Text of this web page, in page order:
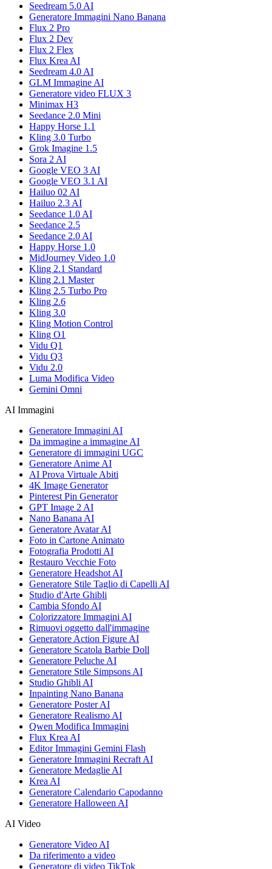
Seedream 5.0 AI
Generatore Immagini Nano Banana
Flux 2 Pro
Flux 2 Dev
Flux 2 Flex
Flux Krea AI
Seedream 4.0 AI
GLM Immagine AI
Generatore video FLUX 3
Minimax H3
Seedance 2.0 Mini
Happy Horse 1.1
Kling 3.0 Turbo
Grok Imagine 1.5
Sora 2 AI
Google VEO 3 AI
Google VEO 3.1 AI
Hailuo 02 AI
Hailuo 2.3 AI
Seedance 1.0 AI
Seedance 2.5
Seedance 2.0 AI
Happy Horse 1.0
MidJourney Video 1.0
Kling 2.1 Standard
Kling 2.1 Master
Kling 2.5 Turbo Pro
Kling 2.6
Kling 3.0
Kling Motion Control
Kling O1
Vidu Q1
Vidu Q3
Vidu 2.0
Luma Modifica Video
Gemini Omni
AI Immagini
Generatore Immagini AI
Da immagine a immagine AI
Generatore di immagini UGC
Generatore Anime AI
AI Prova Virtuale Abiti
4K Image Generator
Pinterest Pin Generator
GPT Image 2 AI
Nano Banana AI
Generatore Avatar AI
Foto in Cartone Animato
Fotografia Prodotti AI
Restauro Vecchie Foto
Generatore Headshot AI
Generatore Stile Taglio di Capelli AI
Studio d'Arte Ghibli
Cambia Sfondo AI
Colorizzatore Immagini AI
Rimuovi oggetto dall'immagine
Generatore Action Figure AI
Generatore Scatola Barbie Doll
Generatore Peluche AI
Generatore Stile Simpsons AI
Studio Ghibli AI
Inpainting Nano Banana
Generatore Poster AI
Generatore Realismo AI
Qwen Modifica Immagini
Flux Krea AI
Editor Immagini Gemini Flash
Generatore Immagini Recraft AI
Generatore Medaglie AI
Krea AI
Generatore Calendario Capodanno
Generatore Halloween AI
AI Video
Generatore Video AI
Da riferimento a video
Generatore di video TikTok